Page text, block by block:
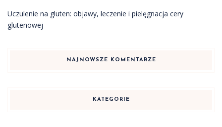
Uczulenie na gluten: objawy, leczenie i pielęgnacja cery
glutenowej
NAJNOWSZE KOMENTARZE
KATEGORIE